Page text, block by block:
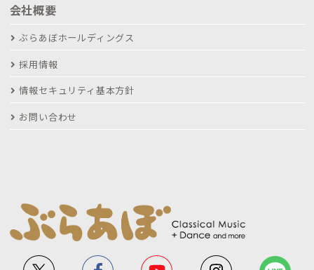
会社概要
ぶらあぼホールディングス
採用情報
情報セキュリティ基本方針
お問い合わせ